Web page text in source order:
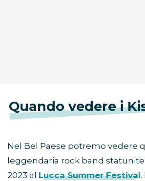
Quando vedere i
Nel Bel Paese potremo vedere
leggendaria rock band
2023 al Lucca Summer Festival